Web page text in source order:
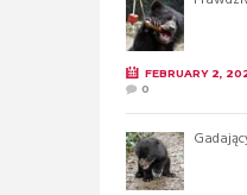
FEBRUARY 2,
0